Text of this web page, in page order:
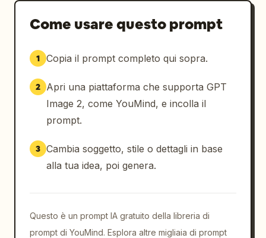
Come usare questo prompt
1 Copia il prompt completo qui sopra.
2
Apri una piattaforma che supporta GPT
Image 2, come YouMind, e incolla il
prompt.
3 Cambia soggetto, stile o dettagli in base
alla tua idea, poi genera.
Questo è un prompt IA gratuito della libreria di
prompt di YouMind. Esplora altre migliaia di prompt